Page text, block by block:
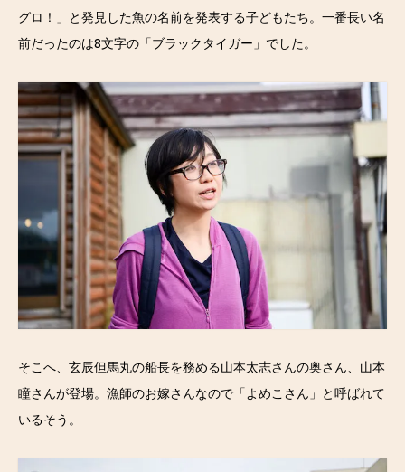
グロ！」と発見した魚の名前を発表する子どもたち。一番長い名
前だったのは8文字の「ブラックタイガー」でした。
そこへ、玄辰但馬丸の船長を務める山本太志さんの奥さん、山本
瞳さんが登場。漁師のお嫁さんなので「よめこさん」と呼ばれて
いるそう。